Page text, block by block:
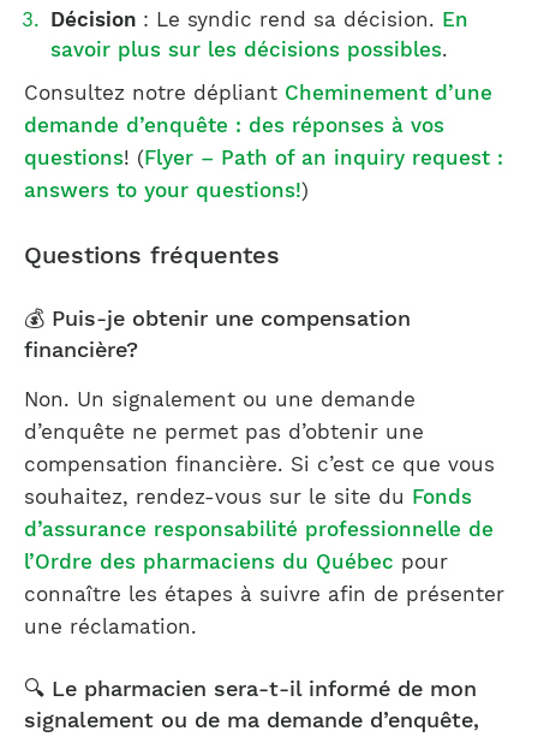
Décision : Le syndic rend sa décision. En
savoir plus sur les décisions possibles.
Consultez notre dépliant Cheminement d’une
demande d’enquête : des réponses à vos
questions! (Flyer – Path of an inquiry request :
answers to your questions!)
Questions fréquentes
💰 Puis-je obtenir une compensation
financière?
Non. Un signalement ou une demande
d’enquête ne permet pas d’obtenir une
compensation financière. Si c’est ce que vous
souhaitez, rendez-vous sur le site du Fonds
d’assurance responsabilité professionnelle de
l’Ordre des pharmaciens du Québec pour
connaître les étapes à suivre afin de présenter
une réclamation.
🔍 Le pharmacien sera-t-il informé de mon
signalement ou de ma demande d’enquête,